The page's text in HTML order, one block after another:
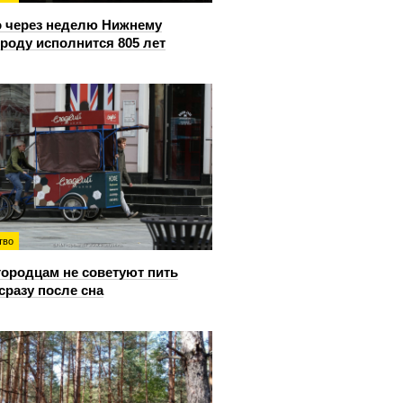
через неделю Нижнему
исполнится 805 лет
не советуют пить
после сна